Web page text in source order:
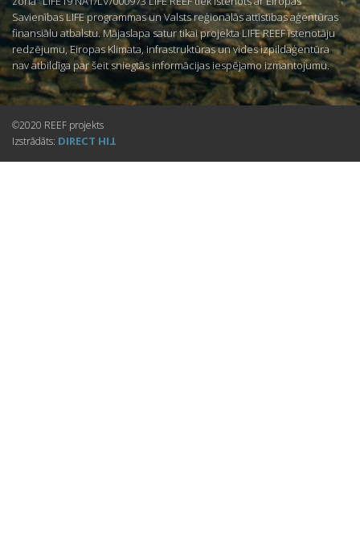
Savienības LIFE programmas un Valsts reģionālās attīstības aģentūras
finansiālu atbalstu. Mājaslapa satur tikai projekta LIFE REEF īstenotāju
redzējumu, Eiropas Klimata, infrastruktūras un vides izpildaģentūra
nav atbildīga par šeit sniegtās informācijas iespējamo izmantojumu.
©2020 REEF projekts
Izstrādāts: DIRECT HIT